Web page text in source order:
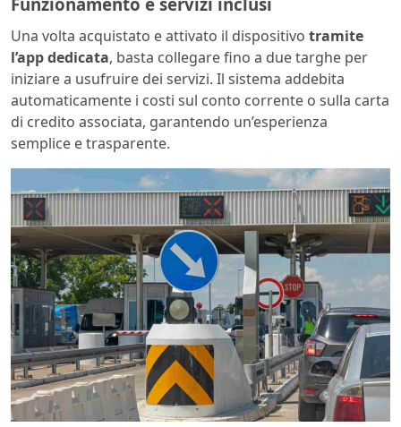
Una volta acquistato e attivato il dispositivo tramite
l’app dedicata, basta collegare fino a due targhe per
iniziare a usufruire dei servizi. Il sistema addebita
automaticamente i costi sul conto corrente o sulla carta
di credito associata, garantendo un’esperienza
semplice e trasparente.